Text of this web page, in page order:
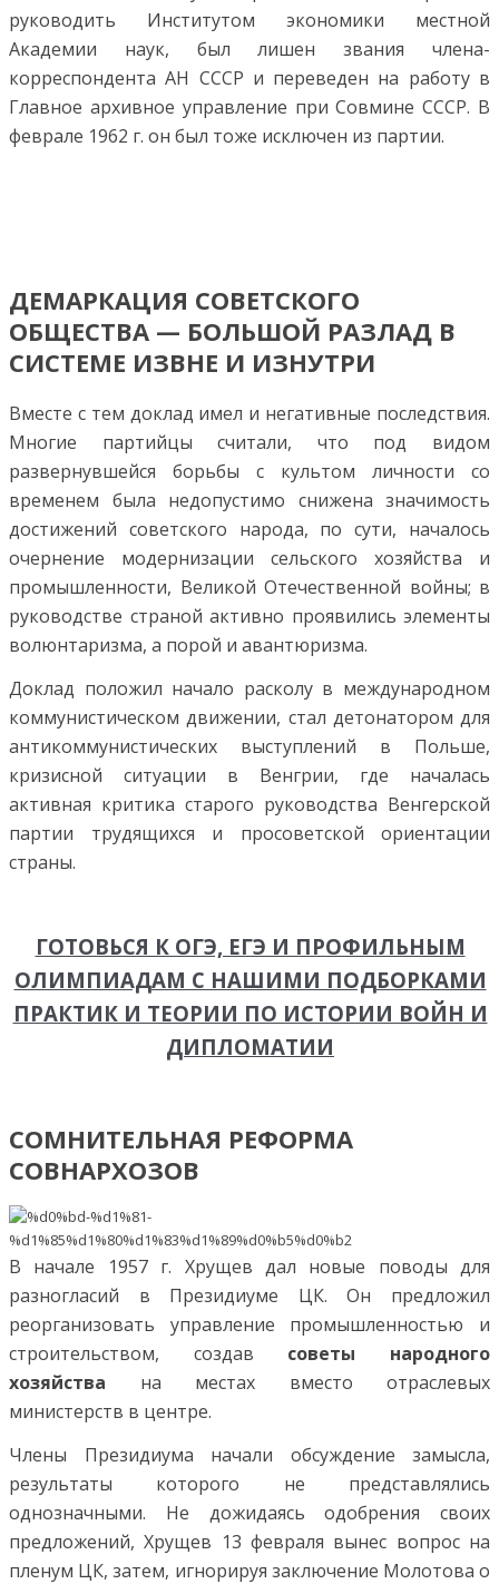
руководить Институтом экономики местной
Академии наук, был лишен звания члена-
корреспондента АН СССР и переведен на работу в
Главное архивное управление при Совмине СССР. В
феврале 1962 г. он был тоже исключен из партии.
ДЕМАРКАЦИЯ СОВЕТСКОГО
ОБЩЕСТВА — БОЛЬШОЙ РАЗЛАД В
СИСТЕМЕ ИЗВНЕ И ИЗНУТРИ
Вместе с тем доклад имел и негативные последствия.
Многие партийцы считали, что под видом
развернувшейся борьбы с культом личности со
временем была недопустимо снижена значимость
достижений советского народа, по сути, началось
очернение модернизации сельского хозяйства и
промышленности, Великой Отечественной войны; в
руководстве страной активно проявились элементы
волюнтаризма, а порой и авантюризма.
Доклад положил начало расколу в международном
коммунистическом движении, стал детонатором для
антикоммунистических выступлений в Польше,
кризисной ситуации в Венгрии, где началась
активная критика старого руководства Венгерской
партии трудящихся и просоветской ориентации
страны.
ГОТОВЬСЯ К ОГЭ, ЕГЭ И ПРОФИЛЬНЫМ
ОЛИМПИАДАМ С НАШИМИ ПОДБОРКАМИ
ПРАКТИК И ТЕОРИИ ПО ИСТОРИИ ВОЙН И
ДИПЛОМАТИИ
СОМНИТЕЛЬНАЯ РЕФОРМА
СОВНАРХОЗОВ
В начале 1957 г. Хрущев дал новые поводы для
разногласий в Президиуме ЦК. Он предложил
реорганизовать управление промышленностью и
строительством, создав советы народного
хозяйства на местах вместо отраслевых
министерств в центре.
Члены Президиума начали обсуждение замысла,
результаты которого не представлялись
однозначными. Не дожидаясь одобрения своих
предложений, Хрущев 13 февраля вынес вопрос на
пленум ЦК, затем, игнорируя заключение Молотова о